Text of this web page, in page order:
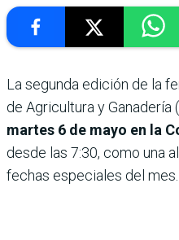
La segunda edición de la
de Agricultura y Ganadería
martes 6 de mayo en la
desde las 7:30, como una
fechas especiales del mes.